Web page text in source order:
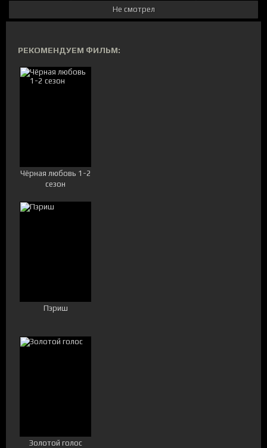
Не смотрел
РЕКОМЕНДУЕМ ФИЛЬМ:
Чёрная любовь 1-2
сезон
Пэриш
Золотой голос